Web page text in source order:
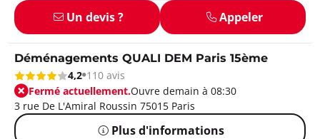
Un devis ? Appeler
Déménagements QUALI DEM Paris 15ème
4,2 110 avis
Fermé actuellement.Ouvre demain à 08:30
3 rue De L'Amiral Roussin 75015 Paris
Plus d'informations